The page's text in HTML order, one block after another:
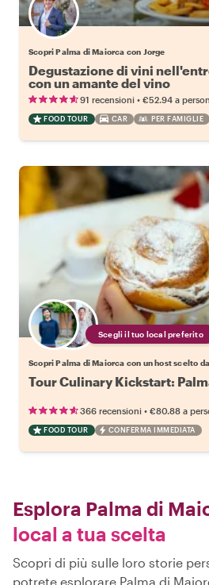
Scopri Palma di Maiorca con Jorge
Degustazione di vini
con un amante del vino
91 recensioni • €52.94 a
FOOD TOUR CAR PER FAMIGLIE
Scegli il tuo local preferito
Scopri Palma di Maiorca con un host scelto
Tour Culinary Kickstart:
366 recensioni • €80.88 a
FOOD TOUR CONFERMA IMMEDIATA
Esplora Palma di
local a tua scelta
Scopri di più sulle loro storie
potrete esplorare Palma di